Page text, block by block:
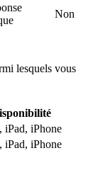
Non
lesquels vous
iPad, iPhone
iPad, iPhone